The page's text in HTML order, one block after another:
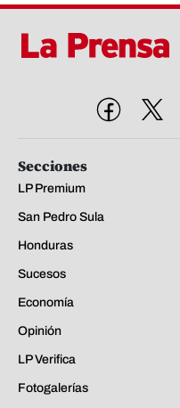
Secciones
LP Premium
San Pedro Sula
Honduras
Sucesos
Economía
Opinión
LP Verifica
Fotogalerías